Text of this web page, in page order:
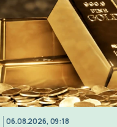
06.08.2026, 09:18